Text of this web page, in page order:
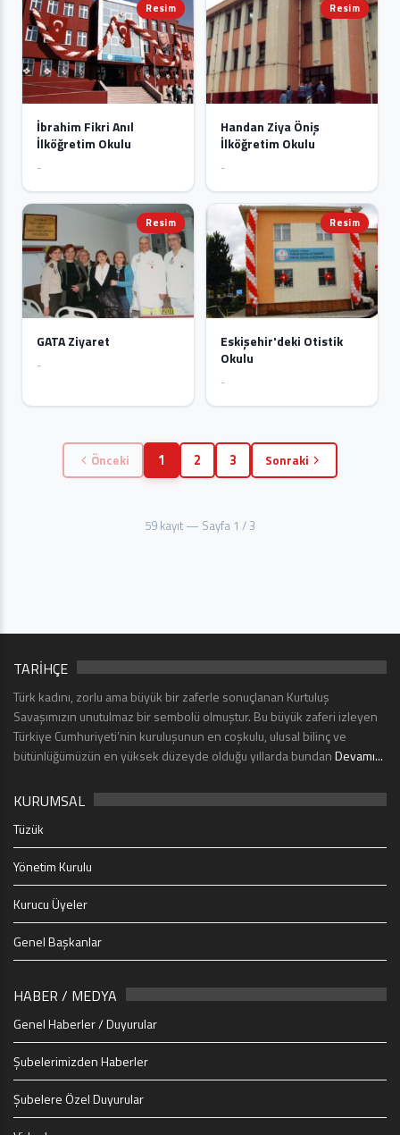
Resim
İbrahim Fikri Anıl
İlköğretim Okulu
-
Resim
Handan Ziya Öniş
İlköğretim Okulu
-
Resim
GATA Ziyaret
-
Resim
Eskişehir'deki Otistik
Okulu
-
Önceki 1 2 3 Sonraki
59 kayıt — Sayfa 1 / 3
TARİHÇE
Türk kadını, zorlu ama büyük bir zaferle sonuçlanan Kurtuluş
Savaşımızın unutulmaz bir sembolü olmuştur. Bu büyük zaferi izleyen
Türkiye Cumhuriyeti’nin kuruluşunun en coşkulu, ulusal bilinç ve
bütünlüğümüzün en yüksek düzeyde olduğu yıllarda bundanDevamı...
KURUMSAL
Tüzük
Yönetim Kurulu
Kurucu Üyeler
Genel Başkanlar
HABER / MEDYA
Genel Haberler / Duyurular
Şubelerimizden Haberler
Şubelere Özel Duyurular